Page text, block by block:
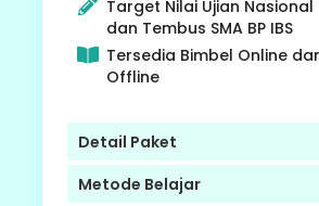
Target Nilai Ujian Nasional
dan Tembus SMA BP IBS
Tersedia Bimbel Online
Offline
Detail Paket
Metode Belajar